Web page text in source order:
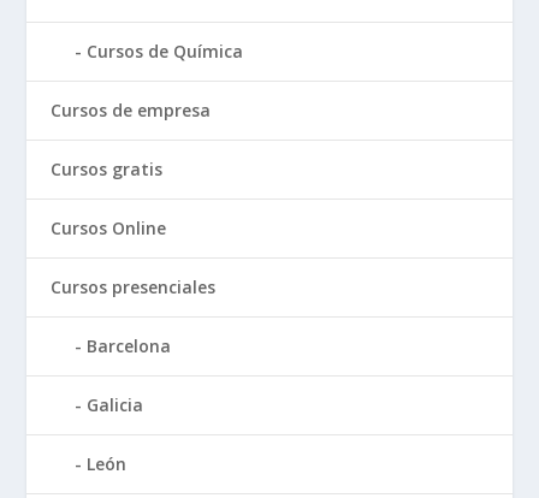
Cursos de Química
Cursos de empresa
Cursos gratis
Cursos Online
Cursos presenciales
Barcelona
Galicia
León